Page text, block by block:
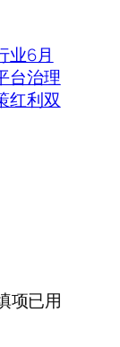
业6月
台治理
红利双
项已用